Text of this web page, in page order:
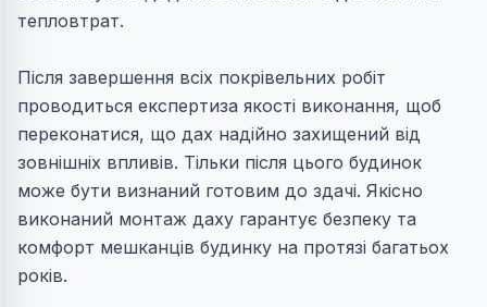
тепловтрат.
Після завершення всіх покрівельних робіт
проводиться експертиза якості виконання, щоб
переконатися, що дах надійно захищений від
зовнішніх впливів. Тільки після цього будинок
може бути визнаний готовим до здачі. Якісно
виконаний монтаж даху гарантує безпеку та
комфорт мешканців будинку на протязі багатьох
років.